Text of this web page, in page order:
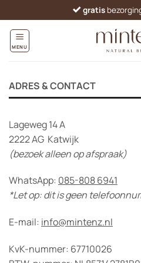
naar
inhoud
gratis
MENU
ADRES & CONTACT
Lageweg 14 A
2222 AG Katwijk
(bezoek alleen op afspraak)
WhatsApp: 085-808 6941
*Let op: dit is geen
E-mail: info@mintenz.nl
KvK-nummer: 67710026